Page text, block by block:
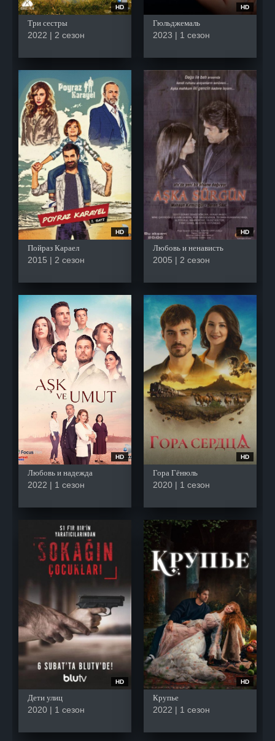
HD
Три сестры
2022 | 2 сезон
HD
Гюльджемаль
2023 | 1 сезон
HD
Пойраз Караел
2015 | 2 сезон
HD
Любовь и ненависть
2005 | 2 сезон
HD
Любовь и надежда
2022 | 1 сезон
HD
Гора Гёнюль
2020 | 1 сезон
HD
Дети улиц
2020 | 1 сезон
HD
Крупье
2022 | 1 сезон